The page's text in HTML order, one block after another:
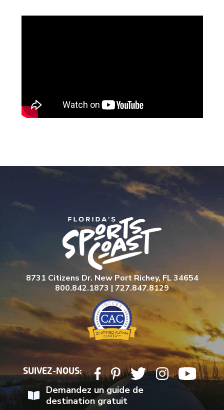
8731 Citizens Dr. New Port Richey, FL 34654
800.842.1873 | 727.847.8129
SUIVEZ-NOUS:
Demandez un guide de
destination gratuit